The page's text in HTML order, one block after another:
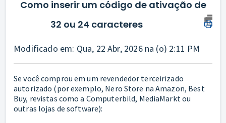
Como inserir um código de ativação de
32 ou 24 caracteres
Modificado em: Qua, 22 Abr, 2026 na (o) 2:11 PM
Se você comprou em um revendedor terceirizado
autorizado (por exemplo, Nero Store na Amazon, Best
Buy, revistas como a Computerbild, MediaMarkt ou
outras lojas de software):